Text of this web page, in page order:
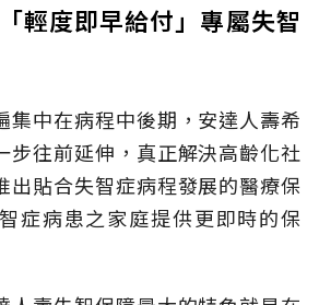
輕度即早給付」專屬失智
集中在病程中後期，安達人壽希
步往前延伸，真正解決高齡化社
出貼合失智症病程發展的醫療保
症病患之家庭提供更即時的保